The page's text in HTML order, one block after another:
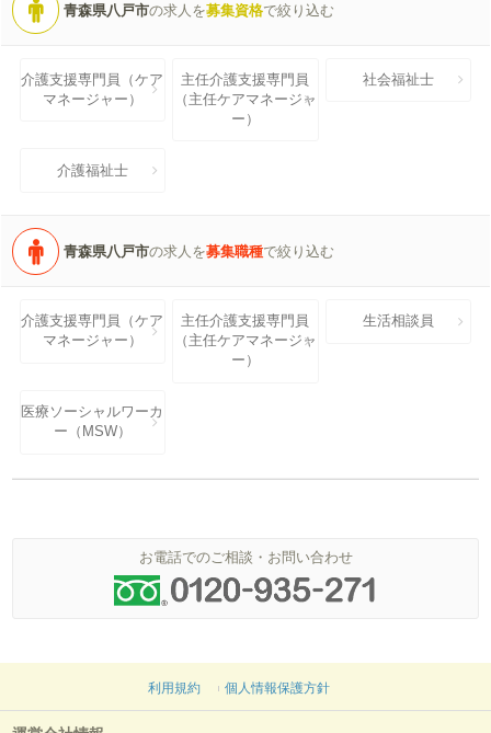
青森県八戸市の求人を募集資格で絞り込む
介護支援専門員（ケア
マネージャー）
主任介護支援専門員
（主任ケアマネージャ
ー）
社会福祉士
介護福祉士
青森県八戸市の求人を募集職種で絞り込む
介護支援専門員（ケア
マネージャー）
主任介護支援専門員
（主任ケアマネージャ
ー）
生活相談員
医療ソーシャルワーカ
ー（MSW）
お電話でのご相談・お問い合わせ
利用規約 個人情報保護方針